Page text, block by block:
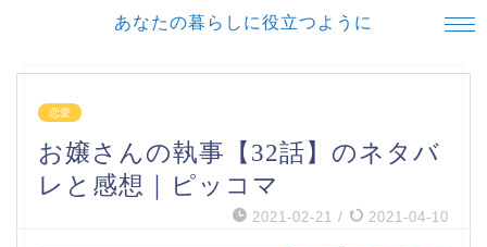
あなたの暮らしに役立つように
恋愛
お嬢さんの執事【32話】のネタバ
レと感想｜ピッコマ
2021-02-21 / 2021-04-10